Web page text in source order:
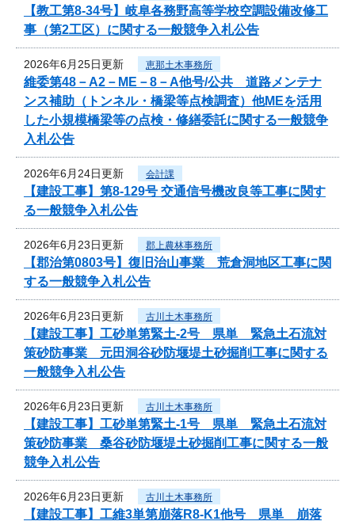
【教工第8-34号】岐阜各務野高等学校空調設備改修工
事（第2工区）に関する一般競争入札公告
2026年6月25日更新 恵那土木事務所
維委第48－A2－ME－8－A他号/公共 道路メンテナ
ンス補助（トンネル・橋梁等点検調査）他MEを活用
した小規模橋梁等の点検・修繕委託に関する一般競争
入札公告
2026年6月24日更新 会計課
【建設工事】第8-129号 交通信号機改良等工事に関す
る一般競争入札公告
2026年6月23日更新 郡上農林事務所
【郡治第0803号】復旧治山事業 荒倉洞地区工事に関
する一般競争入札公告
2026年6月23日更新 古川土木事務所
【建設工事】工砂単第緊土-2号 県単 緊急土石流対
策砂防事業 元田洞谷砂防堰堤土砂掘削工事に関する
一般競争入札公告
2026年6月23日更新 古川土木事務所
【建設工事】工砂単第緊土-1号 県単 緊急土石流対
策砂防事業 桑谷砂防堰堤土砂掘削工事に関する一般
競争入札公告
2026年6月23日更新 古川土木事務所
【建設工事】工維3単第崩落R8-K1他号 県単 崩落